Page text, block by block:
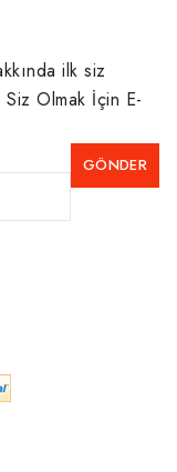
ilk siz
Olmak İçin E-